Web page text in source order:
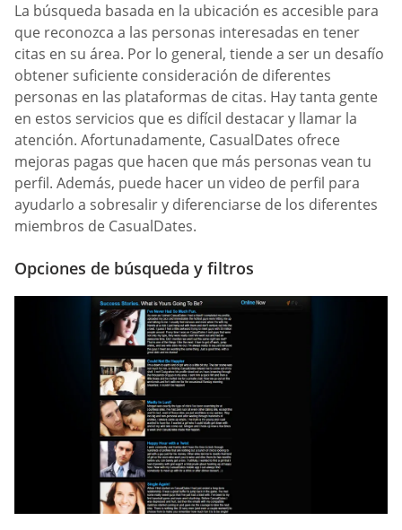
La búsqueda basada en la ubicación es accesible para
que reconozca a las personas interesadas en tener
citas en su área. Por lo general, tiende a ser un desafío
obtener suficiente consideración de diferentes
personas en las plataformas de citas. Hay tanta gente
en estos servicios que es difícil destacar y llamar la
atención. Afortunadamente, СasualDates ofrece
mejoras pagas que hacen que más personas vean tu
perfil. Además, puede hacer un video de perfil para
ayudarlo a sobresalir y diferenciarse de los diferentes
miembros de СasualDates.
Opciones de búsqueda y filtros